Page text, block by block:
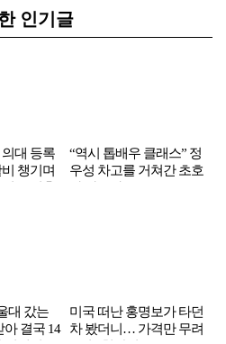
인기글
대 등록
챙기며
“역시 톱배우 클래스” 정
우성 차고를 거쳐간 초호
대 갔는
결국 14
미국 떠난 홍명보가 타던
차 봤더니… 가격만 무려